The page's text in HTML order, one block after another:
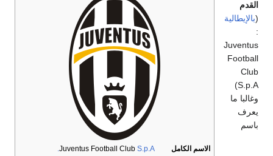
الاسم الكامل Juventus Football Club
S.p.A.
)
ما